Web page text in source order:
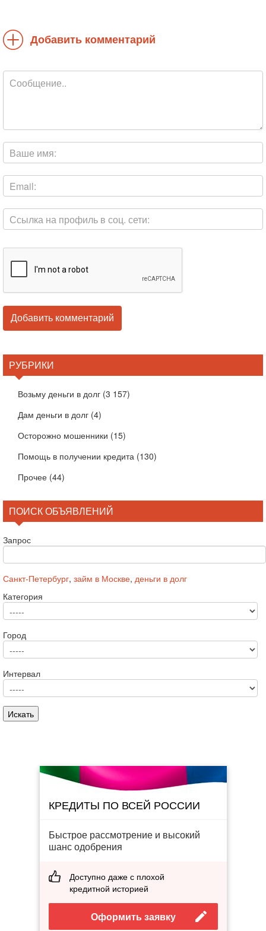
Добавить комментарий
РУБРИКИ
Возьму деньги в долг (3 157)
Дам деньги в долг (4)
Осторожно мошенники (15)
Помощь в получении кредита (130)
Прочее (44)
ПОИСК ОБЪЯВЛЕНИЙ
Запрос
Санкт-Петербург, займ в Москве, деньги в долг
Категория
Город
Интервал
КРЕДИТЫ ПО ВСЕЙ РОССИИ
Быстрое рассмотрение и высокий
шанс одобрения
Доступно даже с плохой
кредитной историей
Оформить заявку